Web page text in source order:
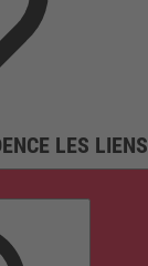
LES LIENS